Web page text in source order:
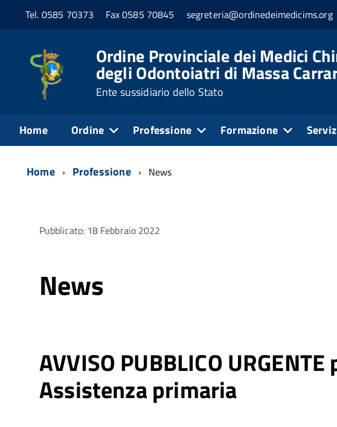
Tel. 0585 70373 Fax 0585 70845 segreteria@ordinedeimedicims.org
Ordine Provinciale dei Medici
degli Odontoiatri di Massa
Ente sussidiario dello Stato
Home Ordine Professione Formazione
Home Professione News
Pubblicato: 18 Febbraio 2022
News
AVVISO PUBBLICO
Assistenza primaria